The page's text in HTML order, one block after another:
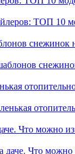
снежинок
Что можно из